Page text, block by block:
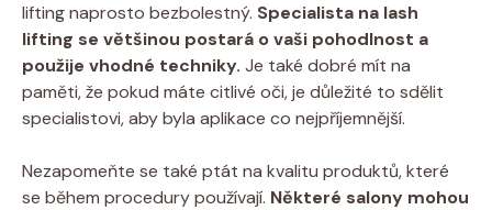
lifting naprosto bezbolestný. Specialista na lash
lifting se většinou postará o vaši pohodlnost a
použije vhodné techniky. Je také dobré mít na
paměti, že pokud máte citlivé oči, je důležité to sdělit
specialistovi, aby byla aplikace co nejpříjemnější.
Nezapomeňte se také ptát na kvalitu produktů, které
se během procedury používají. Některé salony mohou